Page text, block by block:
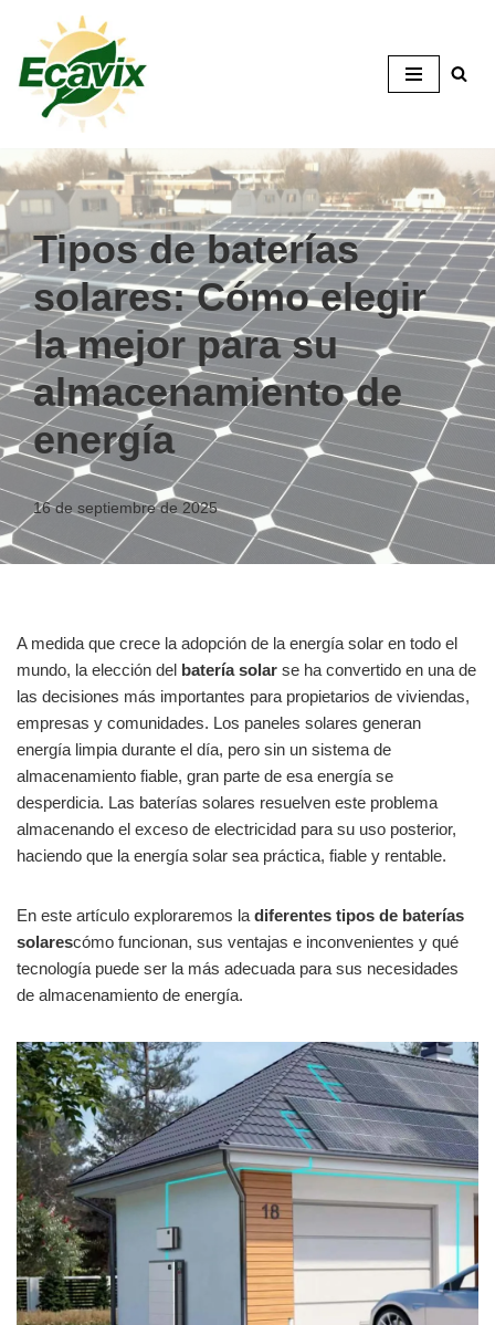
Ir
al
contenido
Tipos de baterías
solares: Cómo elegir
la mejor para su
almacenamiento de
energía
16 de septiembre de 2025
A medida que crece la adopción de la energía solar en todo el
mundo, la elección del batería solar se ha convertido en una de
las decisiones más importantes para propietarios de viviendas,
empresas y comunidades. Los paneles solares generan
energía limpia durante el día, pero sin un sistema de
almacenamiento fiable, gran parte de esa energía se
desperdicia. Las baterías solares resuelven este problema
almacenando el exceso de electricidad para su uso posterior,
haciendo que la energía solar sea práctica, fiable y rentable.
En este artículo exploraremos la diferentes tipos de baterías
solarescómo funcionan, sus ventajas e inconvenientes y qué
tecnología puede ser la más adecuada para sus necesidades
de almacenamiento de energía.